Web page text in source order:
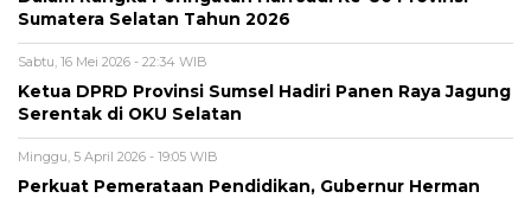
Sumatera Selatan Tahun 2026
Sabtu, 16 Mei 2026 - 22:34 WIB
Ketua DPRD Provinsi Sumsel Hadiri Panen Raya Jagung
Serentak di OKU Selatan
Minggu, 5 April 2026 - 19:05 WIB
Perkuat Pemerataan Pendidikan, Gubernur Herman